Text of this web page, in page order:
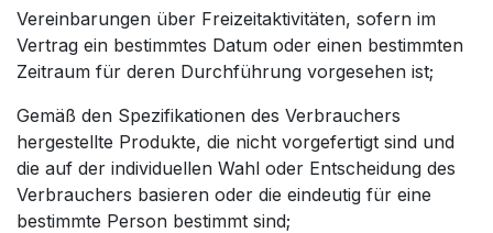
Vereinbarungen über Freizeitaktivitäten, sofern im
Vertrag ein bestimmtes Datum oder einen bestimmten
Zeitraum für deren Durchführung vorgesehen ist;
Gemäß den Spezifikationen des Verbrauchers
hergestellte Produkte, die nicht vorgefertigt sind und
die auf der individuellen Wahl oder Entscheidung des
Verbrauchers basieren oder die eindeutig für eine
bestimmte Person bestimmt sind;